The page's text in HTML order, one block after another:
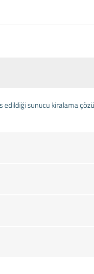
sunucu kiralama